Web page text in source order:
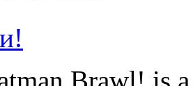
Brawl! is